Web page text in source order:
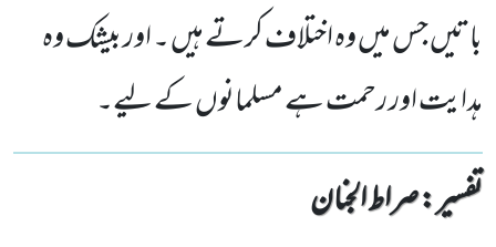
باتیں جس میں وہ اختلاف کرتے ہیں ۔ اور بیشک وہ
ہدایت اور رحمت ہے مسلمانوں کے لیے۔
تفسیر : ‎صراط الجنان